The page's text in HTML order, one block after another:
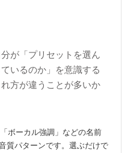
が「プリセットを選ん
いるのか」を意識する
方が違うことが多いか
ボーカル強調」などの名前
質パターンです。選ぶだけで